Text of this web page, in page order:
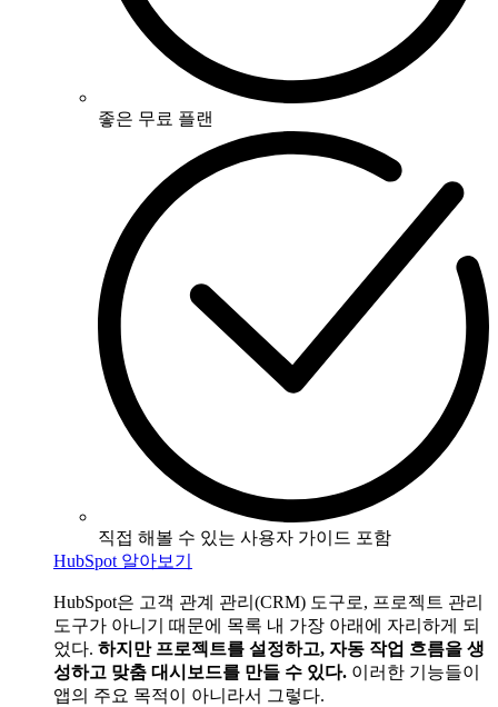
좋은 무료 플랜
직접 해볼 수 있는 사용자 가이드 포함
HubSpot 알아보기
HubSpot은 고객 관계 관리(CRM) 도구로, 프로젝트 관리
도구가 아니기 때문에 목록 내 가장 아래에 자리하게 되
었다. 하지만 프로젝트를 설정하고, 자동 작업 흐름을 생
성하고 맞춤 대시보드를 만들 수 있다. 이러한 기능들이
앱의 주요 목적이 아니라서 그렇다.